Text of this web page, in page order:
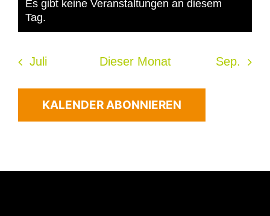
Hinweis
Es gibt keine Veranstaltungen an diesem
Tag.
Juli Dieser Monat Sep.
KALENDER ABONNIEREN